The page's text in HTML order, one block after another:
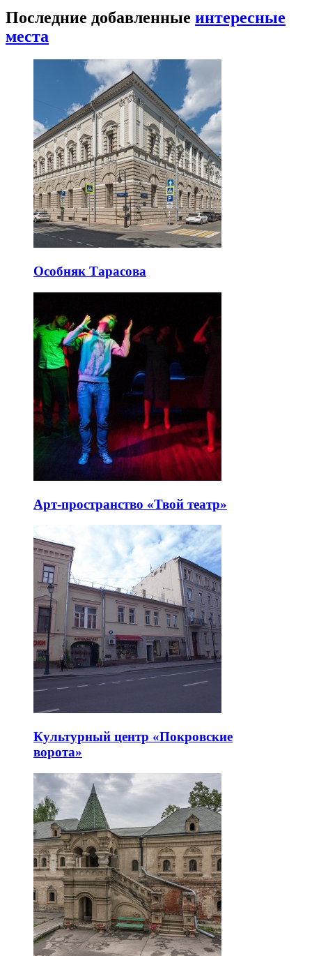
Последние добавленные интересные
места
Особняк Тарасова
Арт-пространство «Твой театр»
Культурный центр «Покровские
ворота»